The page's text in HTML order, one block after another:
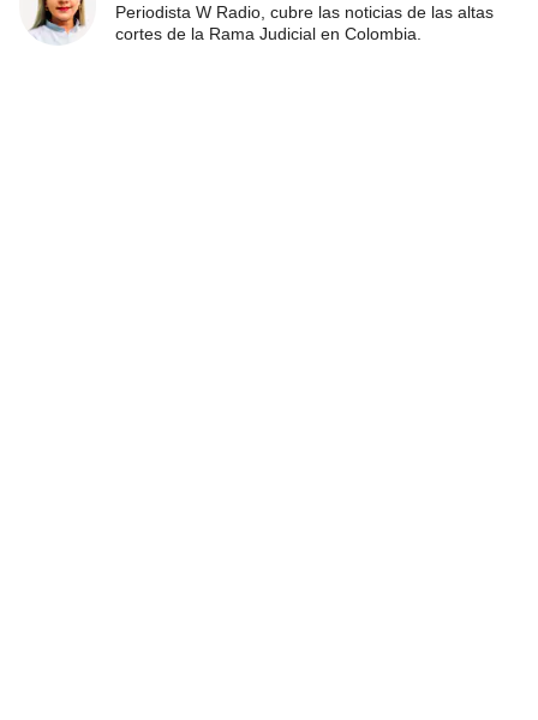
Periodista W Radio, cubre las noticias de las altas
cortes de la Rama Judicial en Colombia.